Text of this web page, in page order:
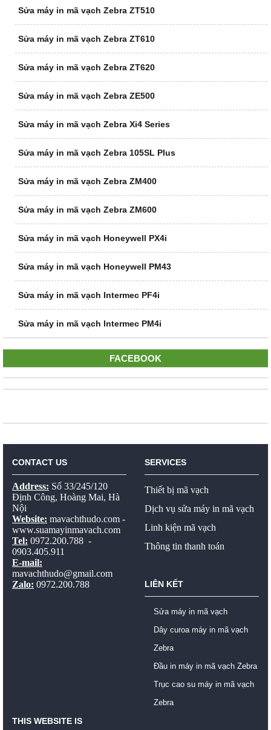
Sửa máy in mã vạch Zebra ZT510
Sửa máy in mã vạch Zebra ZT610
Sửa máy in mã vạch Zebra ZT620
Sửa máy in mã vạch Zebra ZE500
Sửa máy in mã vạch Zebra Xi4 Series
Sửa máy in mã vạch Zebra 105SL Plus
Sửa máy in mã vạch Zebra ZM400
Sửa máy in mã vạch Zebra ZM600
Sửa máy in mã vạch Honeywell PX4i
Sửa máy in mã vạch Honeywell PM43
Sửa máy in mã vạch Intermec PF4i
Sửa máy in mã vạch Intermec PM4i
FACEBOOK
CONTACT US
Address: Số 33/245/120
Định Công, Hoàng Mai, Hà
Nội
Website: mavachthudo.com -
www.suamayinmavach.com
Tel: 0972.200.788 -
0903.405.911
E-mail:
mavachthudo@gmail.com
Zalo: 0972.200.788
SERVICES
Thiết bị mã vạch
Dịch vụ sửa máy in mã vạch
Linh kiện mã vạch
Thông tin thanh toán
LIÊN KẾT
Sửa máy in mã vạch
Dây curoa máy in mã vạch
Zebra
Đầu in máy in mã vạch Zebra
Trục cao su máy in mã vạch
Zebra
THIS WEBSITE IS